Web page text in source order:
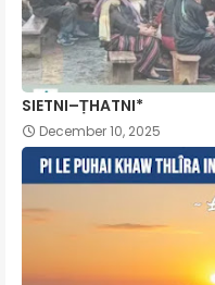
SIETNI–ṬHATNI*
December 10, 2025